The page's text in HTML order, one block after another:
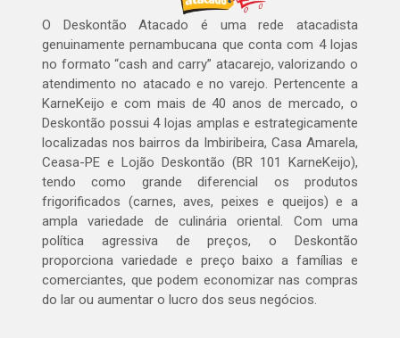
O Deskontão Atacado é uma rede atacadista
genuinamente pernambucana que conta com 4 lojas
no formato “cash and carry” atacarejo, valorizando o
atendimento no atacado e no varejo. Pertencente a
KarneKeijo e com mais de 40 anos de mercado, o
Deskontão possui 4 lojas amplas e estrategicamente
localizadas nos bairros da Imbiribeira, Casa Amarela,
Ceasa-PE e Lojão Deskontão (BR 101 KarneKeijo),
tendo como grande diferencial os produtos
frigorificados (carnes, aves, peixes e queijos) e a
ampla variedade de culinária oriental. Com uma
política agressiva de preços, o Deskontão
proporciona variedade e preço baixo a famílias e
comerciantes, que podem economizar nas compras
do lar ou aumentar o lucro dos seus negócios.